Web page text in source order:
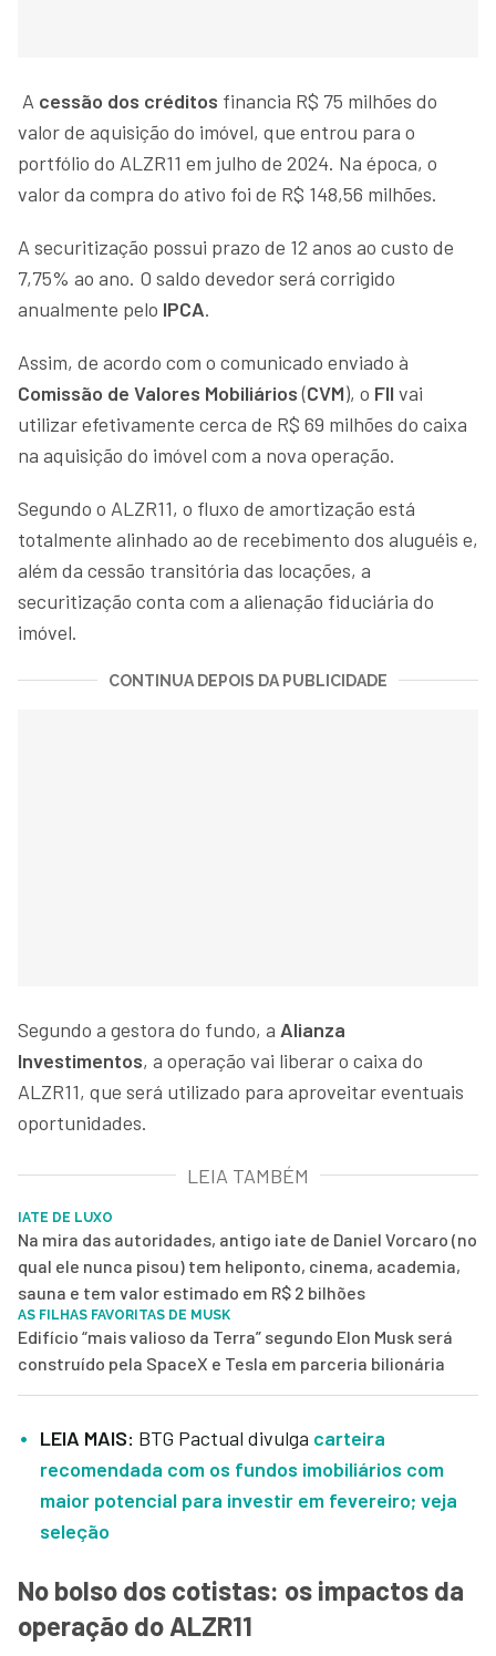
A cessão dos créditos financia R$ 75 milhões do
valor de aquisição do imóvel, que entrou para o
portfólio do ALZR11 em julho de 2024. Na época, o
valor da compra do ativo foi de R$ 148,56 milhões.
A securitização possui prazo de 12 anos ao custo de
7,75% ao ano. O saldo devedor será corrigido
anualmente pelo IPCA.
Assim, de acordo com o comunicado enviado à
Comissão de Valores Mobiliários(CVM), o FII vai
utilizar efetivamente cerca de R$ 69 milhões do caixa
na aquisição do imóvel com a nova operação.
Segundo o ALZR11, o fluxo de amortização está
totalmente alinhado ao de recebimento dos aluguéis e,
além da cessão transitória das locações, a
securitização conta com a alienação fiduciária do
imóvel.
CONTINUA DEPOIS DA PUBLICIDADE
Segundo a gestora do fundo, a Alianza
Investimentos, a operação vai liberar o caixa do
ALZR11, que será utilizado para aproveitar eventuais
oportunidades.
LEIA TAMBÉM
IATE DE LUXO
Na mira das autoridades, antigo iate de Daniel Vorcaro (no
qual ele nunca pisou) tem heliponto, cinema, academia,
sauna e tem valor estimado em R$ 2 bilhões
AS FILHAS FAVORITAS DE MUSK
Edifício “mais valioso da Terra” segundo Elon Musk será
construído pela SpaceX e Tesla em parceria bilionária
LEIA MAIS: BTG Pactual divulga carteira
recomendada com os fundos imobiliários com
maior potencial para investir em fevereiro; veja
seleção
No bolso dos cotistas: os impactos da
operação do ALZR11